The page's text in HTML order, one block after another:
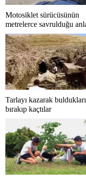
Motosiklet sürücüsünün
metrelerce savrulduğu
güvenlik kamerasında
Tarlayı kazarak
bırakıp kaçtılar